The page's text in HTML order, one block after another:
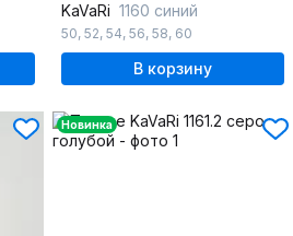
KaVaRi 1160 синий
50, 52, 54, 56, 58, 60
В корзину
Новинка